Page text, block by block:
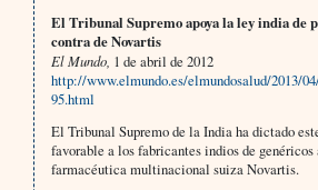
El Tribunal Supremo apoya la ley india de
contra de Novartis
El Mundo, 1 de abril de 2012
http://www.elmundo.es/elmundosalud/2013/
95.html
El Tribunal Supremo de la India ha dictado
favorable a los fabricantes indios de
farmacéutica multinacional suiza Novartis.